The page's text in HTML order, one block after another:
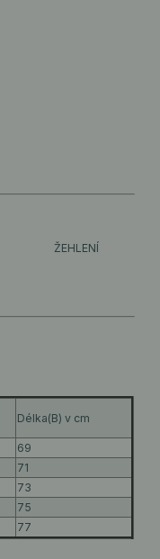
ŽEHLENÍ
Délka(B) v cm
69
71
73
75
77